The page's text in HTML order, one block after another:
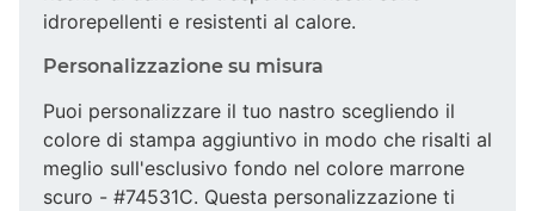
idrorepellenti e resistenti al calore.
Personalizzazione su misura
Puoi personalizzare il tuo nastro scegliendo il
colore di stampa aggiuntivo in modo che risalti al
meglio sull'esclusivo fondo nel colore marrone
scuro - #74531C. Questa personalizzazione ti